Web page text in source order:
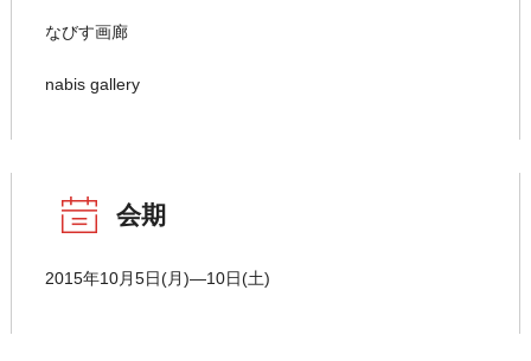
なびす画廊
nabis gallery
会期
2015年10月5日(月)―10日(土)